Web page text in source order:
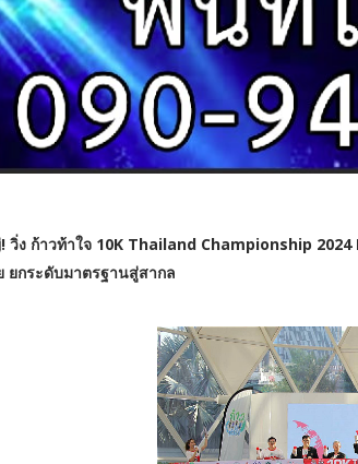
วิ่ง ก้าวท้าใจ 10K Thailand Championship
ยกระดับมาตรฐานสู่สากล